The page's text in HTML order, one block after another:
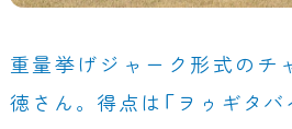
重量挙げジャーク形式のチ
徳さん。得点は「ヲゥギタ